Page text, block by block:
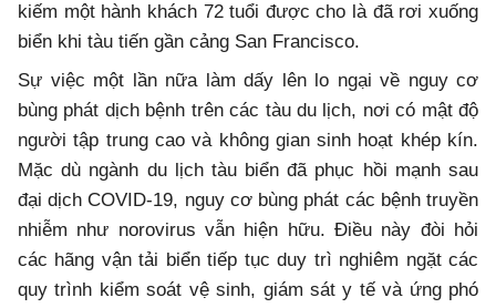
kiếm một hành khách 72 tuổi được cho là đã rơi xuống
biển khi tàu tiến gần cảng San Francisco.
Sự việc một lần nữa làm dấy lên lo ngại về nguy cơ
bùng phát dịch bệnh trên các tàu du lịch, nơi có mật độ
người tập trung cao và không gian sinh hoạt khép kín.
Mặc dù ngành du lịch tàu biển đã phục hồi mạnh sau
đại dịch COVID-19, nguy cơ bùng phát các bệnh truyền
nhiễm như norovirus vẫn hiện hữu. Điều này đòi hỏi
các hãng vận tải biển tiếp tục duy trì nghiêm ngặt các
quy trình kiểm soát vệ sinh, giám sát y tế và ứng phó